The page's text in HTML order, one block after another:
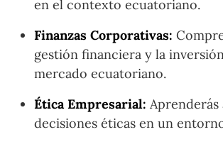
en el contexto ecuatoriano.
Finanzas Corporativas:
gestión financiera y la
mercado ecuatoriano.
Ética Empresarial:
decisiones éticas en un